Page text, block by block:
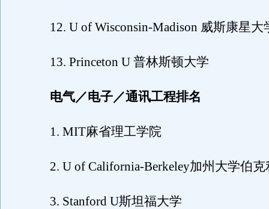
12. U of Wisconsin-Madison 威斯康星大
13. Princeton U 普林斯顿大学
电气／电子／通讯工程排名
1. MIT麻省理工学院
2. U of California-Berkeley加州大学伯克
3. Stanford U斯坦福大学